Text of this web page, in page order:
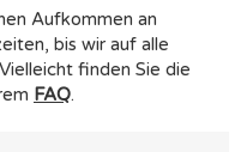
Aufkommen an
bis wir auf alle
finden Sie die
FAQ.